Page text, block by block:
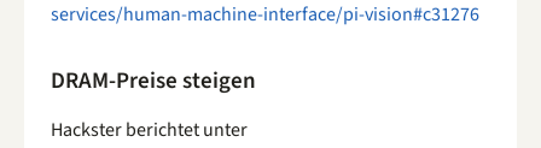
services/human-machine-interface/pi-vision#c31276
DRAM-Preise steigen
Hackster berichtet unter